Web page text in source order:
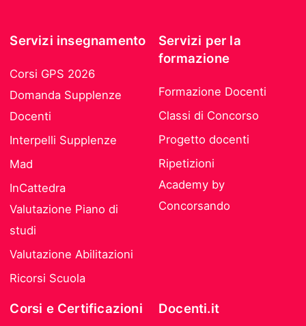
Servizi insegnamento
Corsi GPS 2026
Domanda Supplenze
Docenti
Interpelli Supplenze
Mad
InCattedra
Valutazione Piano di
studi
Valutazione Abilitazioni
Ricorsi Scuola
Servizi per la
formazione
Formazione Docenti
Classi di Concorso
Progetto docenti
Ripetizioni
Academy by
Concorsando
Corsi e Certificazioni Docenti.it